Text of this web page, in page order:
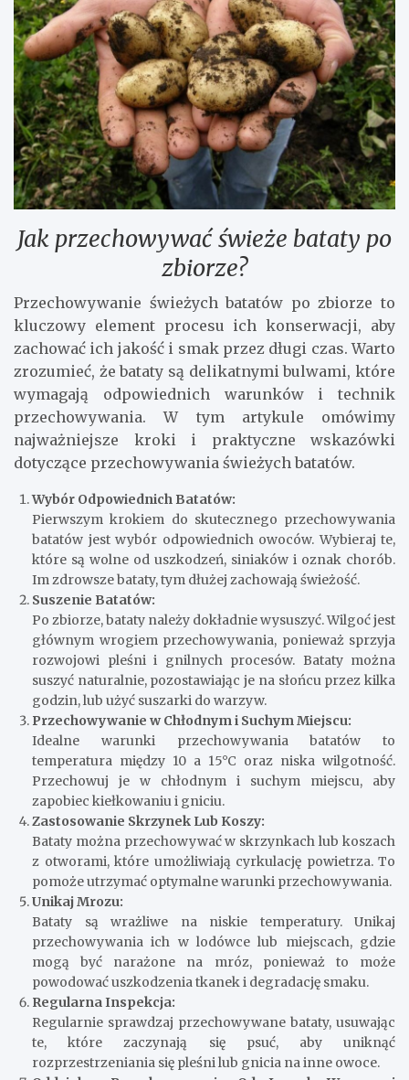
Jak przechowywać świeże bataty po
zbiorze?
Przechowywanie świeżych batatów po zbiorze to
kluczowy element procesu ich konserwacji, aby
zachować ich jakość i smak przez długi czas. Warto
zrozumieć, że bataty są delikatnymi bulwami, które
wymagają odpowiednich warunków i technik
przechowywania. W tym artykule omówimy
najważniejsze kroki i praktyczne wskazówki
dotyczące przechowywania świeżych batatów.
Wybór Odpowiednich Batatów:
Pierwszym krokiem do skutecznego przechowywania
batatów jest wybór odpowiednich owoców. Wybieraj te,
które są wolne od uszkodzeń, siniaków i oznak chorób.
Im zdrowsze bataty, tym dłużej zachowają świeżość.
Suszenie Batatów:
Po zbiorze, bataty należy dokładnie wysuszyć. Wilgoć jest
głównym wrogiem przechowywania, ponieważ sprzyja
rozwojowi pleśni i gnilnych procesów. Bataty można
suszyć naturalnie, pozostawiając je na słońcu przez kilka
godzin, lub użyć suszarki do warzyw.
Przechowywanie w Chłodnym i Suchym Miejscu:
Idealne warunki przechowywania batatów to
temperatura między 10 a 15°C oraz niska wilgotność.
Przechowuj je w chłodnym i suchym miejscu, aby
zapobiec kiełkowaniu i gniciu.
Zastosowanie Skrzynek Lub Koszy:
Bataty można przechowywać w skrzynkach lub koszach
z otworami, które umożliwiają cyrkulację powietrza. To
pomoże utrzymać optymalne warunki przechowywania.
Unikaj Mrozu:
Bataty są wrażliwe na niskie temperatury. Unikaj
przechowywania ich w lodówce lub miejscach, gdzie
mogą być narażone na mróz, ponieważ to może
powodować uszkodzenia tkanek i degradację smaku.
Regularna Inspekcja:
Regularnie sprawdzaj przechowywane bataty, usuwając
te, które zaczynają się psuć, aby uniknąć
rozprzestrzeniania się pleśni lub gnicia na inne owoce.